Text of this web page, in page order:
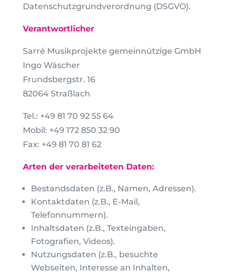
Datenschutzgrundverordnung (DSGVO).
Verantwortlicher
Sarré Musikprojekte gemeinnützige GmbH
Ingo Wäscher
Frundsbergstr. 16
82064 Straßlach
Tel.: +49 81 70 92 55 64
Mobil: +49 172 850 32 90
Fax: +49 81 70 81 62
Arten der verarbeiteten Daten:
Bestandsdaten (z.B., Namen, Adressen).
Kontaktdaten (z.B., E-Mail,
Telefonnummern).
Inhaltsdaten (z.B., Texteingaben,
Fotografien, Videos).
Nutzungsdaten (z.B., besuchte
Webseiten, Interesse an Inhalten,